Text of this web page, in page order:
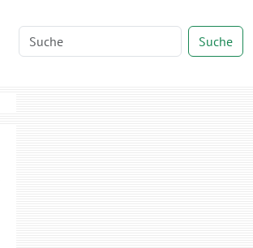
Suche